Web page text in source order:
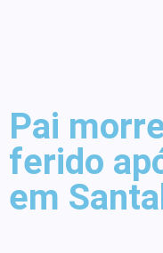
Pai
ferido
em